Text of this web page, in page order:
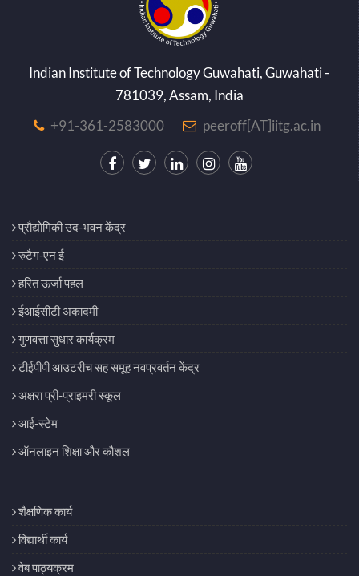
Indian Institute of Technology Guwahati, Guwahati -
781039, Assam, India
+91-361-2583000
peeroff[AT]iitg.ac.in
प्रौद्योगिकी उद-भवन केंद्र
रुटैग-एन ई
हरित ऊर्जा पहल
ईआईसीटी अकादमी
गुणवत्ता सुधार कार्यक्रम
टीईपीपी आउटरीच सह समूह नवप्रवर्तन केंद्र
अक्षरा प्री-प्राइमरी स्कूल
आई-स्टेम
ऑनलाइन शिक्षा और कौशल
शैक्षणिक कार्य
विद्यार्थी कार्य
वेब पाठ्यक्रम